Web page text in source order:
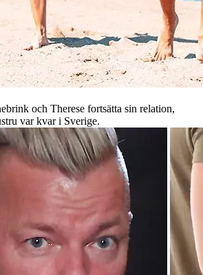
och Therese fortsätta sin relation,
var kvar i Sverige.